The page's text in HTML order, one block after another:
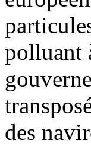
polluant
des